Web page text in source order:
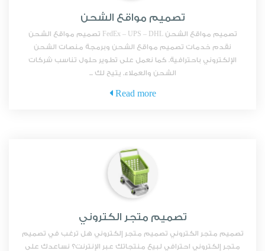
تصميم مواقع الشحن
تصميم مواقع الشحن FedEx – UPS – DHL تصميم مواقع الشحن
نقدم خدمات تصميم مواقع الشحن وبرمجة منصات الشحن
الإلكتروني باحترافية. كما نعمل على تطوير حلول تناسب شركات
الشحن والعملاء. يتيح لك ...
Read more
تصميم متجر الكتروني
تصميم متجر الكتروني تصميم متجر إلكتروني هل ترغب في تصميم
متجر إلكتروني احترافي لبيع منتجاتك عبر الإنترنت؟ نساعدك على